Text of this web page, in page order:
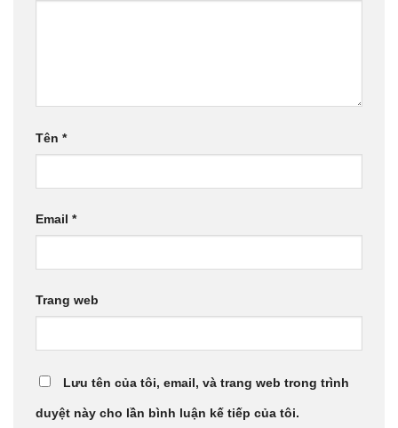
Tên *
Email *
Trang web
Lưu tên của tôi, email, và trang web trong trình
duyệt này cho lần bình luận kế tiếp của tôi.